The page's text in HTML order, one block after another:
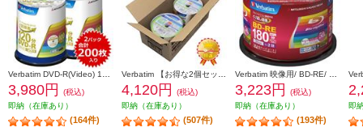
3,980円
(税込)
即納（在庫あり）
(164件)
4,120円
(税込)
即納（在庫あり）
(507件)
3,223円
(税込)
即納（在庫あり）
(193件)
即